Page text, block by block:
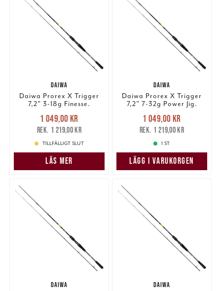
DAIWA
Daiwa Prorex X Trigger
7,2" 3-18g Finesse.
Nuvarande pris
1 049,00 krTidigare pris
1 219,00 kr
1 049,00 kr
1 219,00 kr
TILLFÄLLIGT SLUT
LÄS MER
DAIWA
Daiwa Prorex X Trigger
7,2" 7-32g Power Jig.
Nuvarande pris
1 049,00 krTidigare pris
1 219,00 kr
1 049,00 kr
1 219,00 kr
1 ST
LÄGG I VARUKORGEN
DAIWA DAIWA